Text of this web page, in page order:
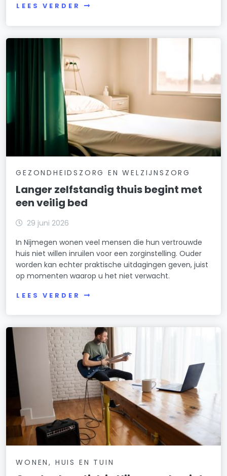
LEES VERDER
GEZONDHEIDSZORG EN WELZIJNSZORG
Langer zelfstandig thuis begint met
een veilig bed
29 juni 2026
In Nijmegen wonen veel mensen die hun vertrouwde
huis niet willen inruilen voor een zorginstelling. Ouder
worden kan echter praktische uitdagingen geven, juist
op momenten waarop u het niet verwacht.
LEES VERDER
WONEN, HUIS EN TUIN